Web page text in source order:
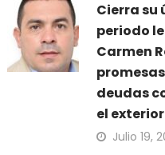
Cierra su
periodo
Carmen
deudas
el exterior
Julio 19,